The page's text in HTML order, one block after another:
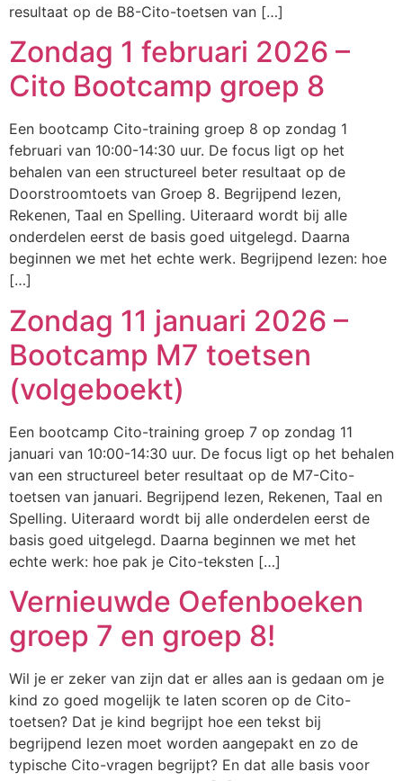
resultaat op de B8-Cito-toetsen van […]
Zondag 1 februari 2026 –
Cito Bootcamp groep 8
Een bootcamp Cito-training groep 8 op zondag 1
februari van 10:00-14:30 uur. De focus ligt op het
behalen van een structureel beter resultaat op de
Doorstroomtoets van Groep 8. Begrijpend lezen,
Rekenen, Taal en Spelling. Uiteraard wordt bij alle
onderdelen eerst de basis goed uitgelegd. Daarna
beginnen we met het echte werk. Begrijpend lezen: hoe
[…]
Zondag 11 januari 2026 –
Bootcamp M7 toetsen
(volgeboekt)
Een bootcamp Cito-training groep 7 op zondag 11
januari van 10:00-14:30 uur. De focus ligt op het behalen
van een structureel beter resultaat op de M7-Cito-
toetsen van januari. Begrijpend lezen, Rekenen, Taal en
Spelling. Uiteraard wordt bij alle onderdelen eerst de
basis goed uitgelegd. Daarna beginnen we met het
echte werk: hoe pak je Cito-teksten […]
Vernieuwde Oefenboeken
groep 7 en groep 8!
Wil je er zeker van zijn dat er alles aan is gedaan om je
kind zo goed mogelijk te laten scoren op de Cito-
toetsen? Dat je kind begrijpt hoe een tekst bij
begrijpend lezen moet worden aangepakt en zo de
typische Cito-vragen begrijpt? En dat alle basis voor